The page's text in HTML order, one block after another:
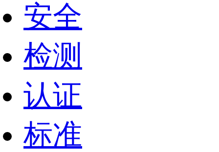
安全
检测
认证
标准